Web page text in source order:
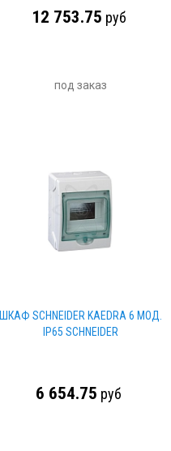
12 753.75 руб
под заказ
ШКАФ SCHNEIDER KAEDRA 6 МОД.
IP65 SCHNEIDER
6 654.75 руб